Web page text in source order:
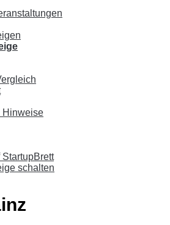
Hinweise
schalten